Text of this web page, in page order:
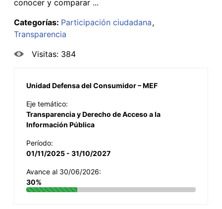
conocer y comparar ...
Categorías: Participación ciudadana
Transparencia
Visitas: 384
Unidad Defensa del Consumidor – MEF
Eje temático:
Transparencia y Derecho de Acceso a la
Información Pública
Período:
01/11/2025 - 31/10/2027
Avance al 30/06/2026:
30%